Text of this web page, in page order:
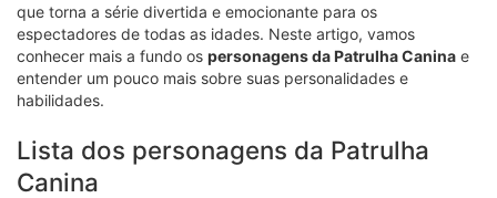
que torna a série divertida e emocionante para os
espectadores de todas as idades. Neste artigo, vamos
conhecer mais a fundo os personagens da Patrulha Canina e
entender um pouco mais sobre suas personalidades e
habilidades.
Lista dos personagens da Patrulha
Canina